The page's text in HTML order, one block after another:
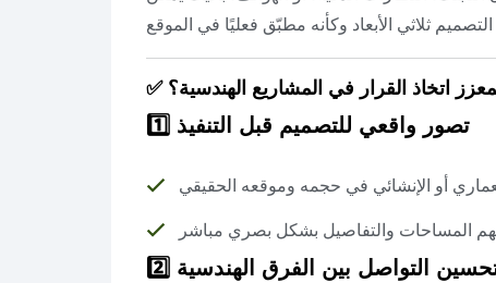
اتخاذ القرار في المشاريع الهندسية؟
1️⃣ تصور واقعي للتصميم قبل التنفيذ
أو الإنشائي في حجمه وموقعه الحقيقي
المساحات والتفاصيل بشكل بصري مباشر
2️⃣ التواصل بين الفرق الهندسية